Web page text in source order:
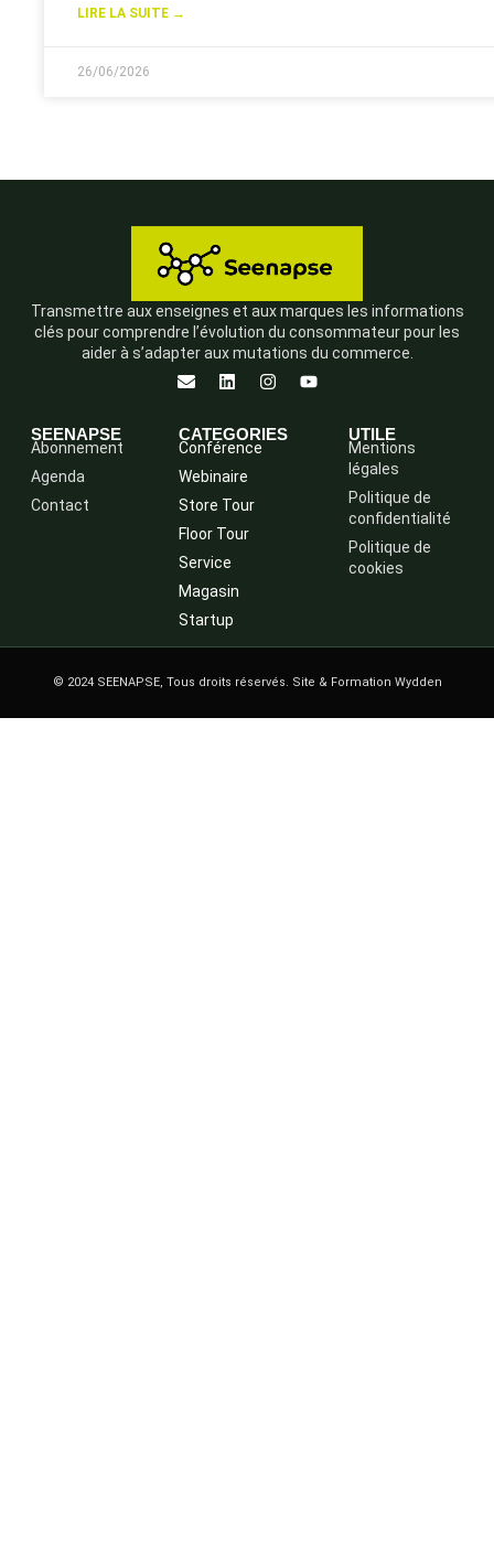
LIRE LA SUITE →
26/06/2026
Transmettre aux enseignes et aux marques les informations
clés pour comprendre l’évolution du consommateur pour les
aider à s’adapter aux mutations du commerce.
SEENAPSE
Abonnement
Agenda
Contact
CATEGORIES
Conférence
Webinaire
Store Tour
Floor Tour
Service
Magasin
Startup
UTILE
Mentions
légales
Politique de
confidentialité
Politique de
cookies
© 2024 SEENAPSE, Tous droits réservés. Site & Formation Wydden